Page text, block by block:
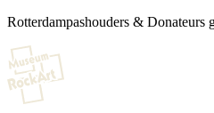
Rotterdampashouders & Donateurs